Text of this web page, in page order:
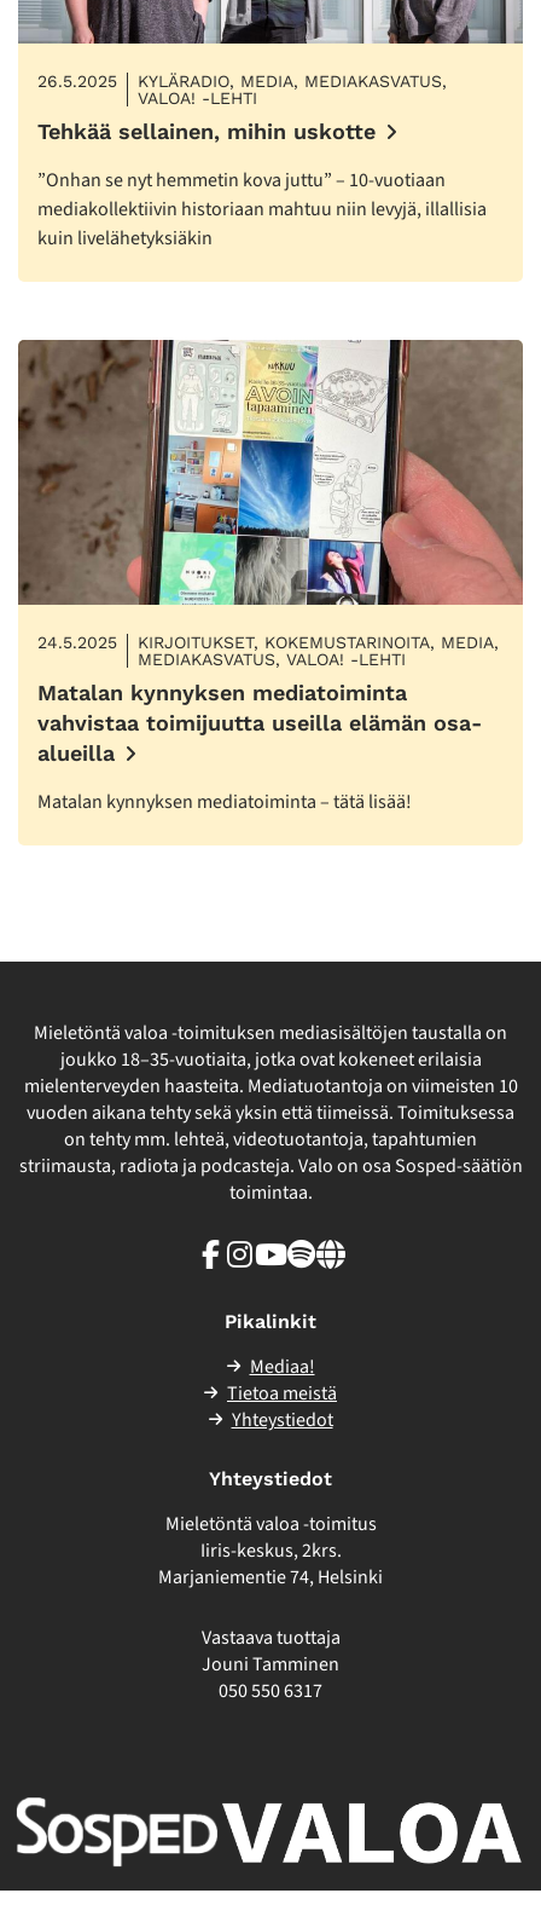
26.5.2025
KYLÄRADIO, MEDIA, MEDIAKASVATUS,
VALOA! -LEHTI
Tehkää sellainen, mihin uskotte
”Onhan se nyt hemmetin kova juttu” – 10-vuotiaan
mediakollektiivin historiaan mahtuu niin levyjä, illallisia
kuin livelähetyksiäkin
24.5.2025
KIRJOITUKSET, KOKEMUSTARINOITA, MEDIA,
MEDIAKASVATUS, VALOA! -LEHTI
Matalan kynnyksen mediatoiminta
vahvistaa toimijuutta useilla elämän osa-
alueilla
Matalan kynnyksen mediatoiminta – tätä lisää!
Mieletöntä valoa -toimituksen mediasisältöjen taustalla on
joukko 18–35-vuotiaita, jotka ovat kokeneet erilaisia
mielenterveyden haasteita. Mediatuotantoja on viimeisten 10
vuoden aikana tehty sekä yksin että tiimeissä. Toimituksessa
on tehty mm. lehteä, videotuotantoja, tapahtumien
striimausta, radiota ja podcasteja. Valo on osa Sosped-säätiön
toimintaa.
Facebook
Instagram
Youtube
SpotifyLinkki
Pikalinkit
Mediaa!
Tietoa meistä
Yhteystiedot
Yhteystiedot
Mieletöntä valoa -toimitus
Iiris-keskus, 2krs.
Marjaniementie 74, Helsinki
Vastaava tuottaja
Jouni Tamminen
050 550 6317